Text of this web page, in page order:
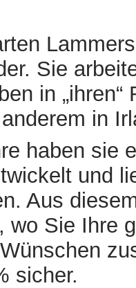
Sie
in
in
haben sie
und
Aus
wo Sie Ihre
sicher.